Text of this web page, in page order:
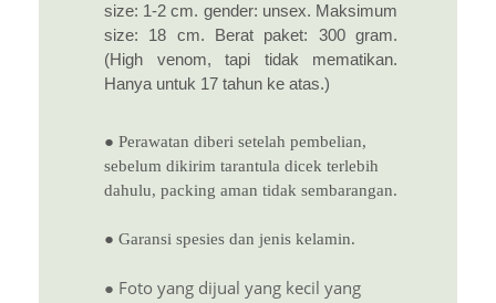
size: 1-2 cm. gender: unsex. Maksimum
size: 18 cm. Berat paket: 300 gram.
(High venom, tapi tidak mematikan.
Hanya untuk 17 tahun ke atas.)
● Perawatan diberi setelah pembelian,
sebelum dikirim tarantula dicek terlebih
dahulu, packing aman tidak sembarangan.
● Garansi spesies dan jenis kelamin.
● Foto yang dijual yang kecil yang